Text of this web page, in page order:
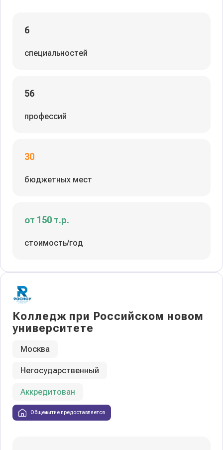
6
специальностей
56
профессий
30
бюджетных мест
от 150 т.р.
стоимость/год
Колледж при Российском новом
университете
Москва
Негосударственный
Аккредитован
Общежитие предоставляется